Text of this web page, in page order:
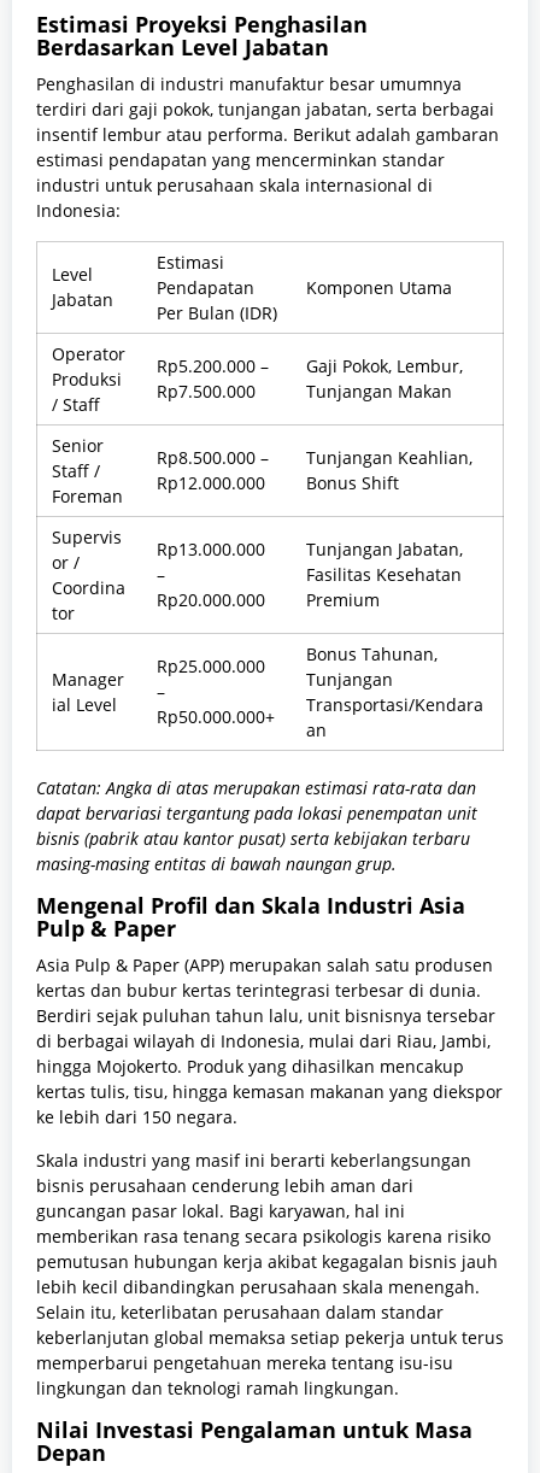
Estimasi Proyeksi Penghasilan
Berdasarkan Level Jabatan
Penghasilan di industri manufaktur besar umumnya
terdiri dari gaji pokok, tunjangan jabatan, serta berbagai
insentif lembur atau performa. Berikut adalah gambaran
estimasi pendapatan yang mencerminkan standar
industri untuk perusahaan skala internasional di
Indonesia:
Level
Jabatan
Estimasi
Pendapatan
Per Bulan (IDR)
Komponen Utama
Operator
Produksi
/ Staff
Rp5.200.000 –
Rp7.500.000
Gaji Pokok, Lembur,
Tunjangan Makan
Senior
Staff /
Foreman
Rp8.500.000 –
Rp12.000.000
Tunjangan Keahlian,
Bonus Shift
Supervis
or /
Coordina
tor
Rp13.000.000
–
Rp20.000.000
Tunjangan Jabatan,
Fasilitas Kesehatan
Premium
Manager
ial Level
Rp25.000.000
–
Rp50.000.000+
Bonus Tahunan,
Tunjangan
Transportasi/Kendara
an
Catatan: Angka di atas merupakan estimasi rata-rata dan
dapat bervariasi tergantung pada lokasi penempatan unit
bisnis (pabrik atau kantor pusat) serta kebijakan terbaru
masing-masing entitas di bawah naungan grup.
Mengenal Profil dan Skala Industri Asia
Pulp & Paper
Asia Pulp & Paper (APP) merupakan salah satu produsen
kertas dan bubur kertas terintegrasi terbesar di dunia.
Berdiri sejak puluhan tahun lalu, unit bisnisnya tersebar
di berbagai wilayah di Indonesia, mulai dari Riau, Jambi,
hingga Mojokerto. Produk yang dihasilkan mencakup
kertas tulis, tisu, hingga kemasan makanan yang diekspor
ke lebih dari 150 negara.
Skala industri yang masif ini berarti keberlangsungan
bisnis perusahaan cenderung lebih aman dari
guncangan pasar lokal. Bagi karyawan, hal ini
memberikan rasa tenang secara psikologis karena risiko
pemutusan hubungan kerja akibat kegagalan bisnis jauh
lebih kecil dibandingkan perusahaan skala menengah.
Selain itu, keterlibatan perusahaan dalam standar
keberlanjutan global memaksa setiap pekerja untuk terus
memperbarui pengetahuan mereka tentang isu-isu
lingkungan dan teknologi ramah lingkungan.
Nilai Investasi Pengalaman untuk Masa
Depan